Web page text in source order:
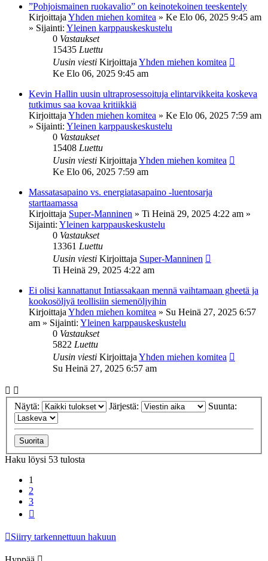
”Pohjoismainen ruokavalio” on keinotekoinen teeskentely
Kirjoittaja Yhden miehen komitea » Ke Elo 06, 2025 9:45 am
» Sijainti: Yleinen karppauskeskustelu
0 Vastaukset
15435 Luettu
Uusin viesti Kirjoittaja Yhden miehen komitea
Ke Elo 06, 2025 9:45 am
Kevin Hallin uusin ultraprosessoituja elintarvikkeita koskeva
tutkimus saa kovaa kritiikkiä
Kirjoittaja Yhden miehen komitea » Ke Elo 06, 2025 7:59 am
» Sijainti: Yleinen karppauskeskustelu
0 Vastaukset
15408 Luettu
Uusin viesti Kirjoittaja Yhden miehen komitea
Ke Elo 06, 2025 7:59 am
Massatasapaino vs. energiatasapaino -luentosarja
starttaamassa
Kirjoittaja Super-Manninen » Ti Heinä 29, 2025 4:22 am »
Sijainti: Yleinen karppauskeskustelu
0 Vastaukset
13361 Luettu
Uusin viesti Kirjoittaja Super-Manninen
Ti Heinä 29, 2025 4:22 am
Ei olisi kannattanut Intiassakaan mennä vaihtamaan gheetä ja
kookosöljyä teollisiin siemenöljyihin
Kirjoittaja Yhden miehen komitea » Su Heinä 27, 2025 6:57
am » Sijainti: Yleinen karppauskeskustelu
0 Vastaukset
5822 Luettu
Uusin viesti Kirjoittaja Yhden miehen komitea
Su Heinä 27, 2025 6:57 am
Näytä: Järjestä: Suunta:
Haku löysi 53 tulosta
1
2
3
Siirry tarkennettuun hakuun